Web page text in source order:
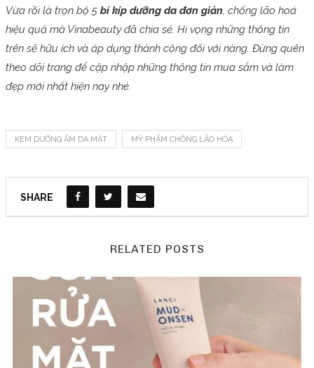
Vừa rồi là trọn bộ 5 bí kíp dưỡng da đơn giản, chống lão hoá
hiệu quả mà Vinabeauty đã chia sẻ. Hi vọng những thông tin
trên sẽ hữu ích và áp dụng thành công đối với nàng. Đừng quên
theo dõi trang để cập nhập những thông tin mua sắm và làm
đẹp mới nhất hiện nay nhé.
KEM DƯỠNG ẨM DA MẶT MỸ PHẨM CHỐNG LÃO HÓA
SHARE
RELATED POSTS